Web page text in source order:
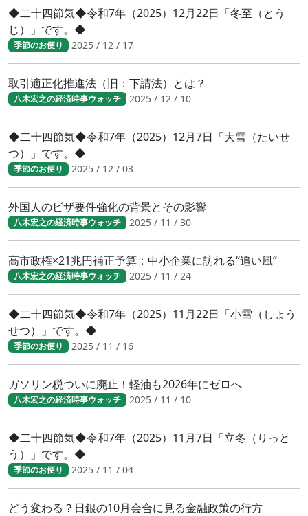
◆二十四節気◆令和7年（2025）12月22日「冬至（とう
じ）」です。◆
季節のお便り 2025 / 12 / 17
取引適正化推進法（旧：下請法）とは？
八木宏之の経済時事ウォッチ 2025 / 12 / 10
◆二十四節気◆令和7年（2025）12月7日「大雪（たいせ
つ）」です。◆
季節のお便り 2025 / 12 / 03
外国人のビザ要件強化の背景とその影響
八木宏之の経済時事ウォッチ 2025 / 11 / 30
高市政権×21兆円補正予算：中小企業に訪れる“追い風”
八木宏之の経済時事ウォッチ 2025 / 11 / 24
◆二十四節気◆令和7年（2025）11月22日「小雪（しょう
せつ）」です。◆
季節のお便り 2025 / 11 / 16
ガソリン税ついに廃止！軽油も2026年にゼロへ
八木宏之の経済時事ウォッチ 2025 / 11 / 10
◆二十四節気◆令和7年（2025）11月7日「立冬（りっと
う）」です。◆
季節のお便り 2025 / 11 / 04
どう変わる？日銀の10月会合に見る金融政策の行方